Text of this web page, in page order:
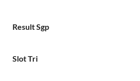
Result Sgp
Slot Tri